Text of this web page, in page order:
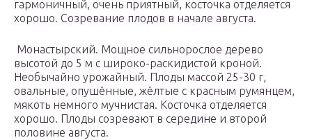
гармоничный, очень приятный, косточка отделяется
хорошо. Созревание плодов в начале августа.
Монастырский. Мощное сильнорослое дерево
высотой до 5 м с широко-раскидистой кроной.
Необычайно урожайный. Плоды массой 25-30 г,
овальные, опушённые, жёлтые с красным румянцем,
мякоть немного мучнистая. Косточка отделяется
хорошо. Плоды созревают в середине и второй
половине августа.